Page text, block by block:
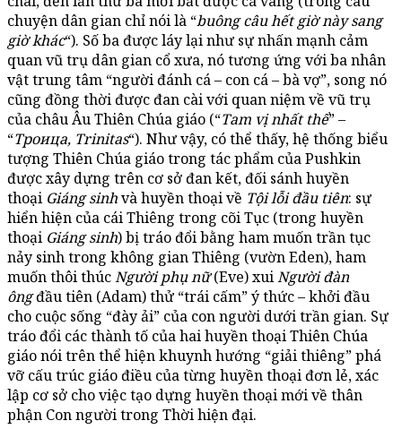
chuyện dân gian chỉ nói là “buông câu hết giờ này sang
giờ khác“). Số ba được láy lại như sự nhấn mạnh cảm
quan vũ trụ dân gian cổ xưa, nó tương ứng với ba nhân
vật trung tâm “người đánh cá – con cá – bà vợ”, song nó
cũng đồng thời được đan cài với quan niệm về vũ trụ
của châu Âu Thiên Chúa giáo (“Tam vị nhất thể” –
“Троица, Trinitas“). Như vậy, có thể thấy, hệ thống biểu
tượng Thiên Chúa giáo trong tác phẩm của Pushkin
được xây dựng trên cơ sở đan kết, đối sánh huyền
thoại Giáng sinhvà huyền thoại về Tội lỗi đầu tiên: sự
hiển hiện của cái Thiêng trong cõi Tục (trong huyền
thoại Giáng sinh) bị tráo đổi bằng ham muốn trần tục
nảy sinh trong không gian Thiêng (vườn Eden), ham
muốn thôi thúcNgười phụ nữ(Eve) xuiNgười đàn
ôngđầu tiên (Adam) thử “trái cấm” ý thức – khởi đầu
cho cuộc sống “đày ải” của con người dưới trần gian. Sự
tráo đổi các thành tố của hai huyền thoại Thiên Chúa
giáo nói trên thể hiện khuynh hướng “giải thiêng” phá
vỡ cấu trúc giáo điều của từng huyền thoại đơn lẻ, xác
lập cơ sở cho việc tạo dựng huyền thoại mới về thân
phận Con người trong Thời hiện đại.